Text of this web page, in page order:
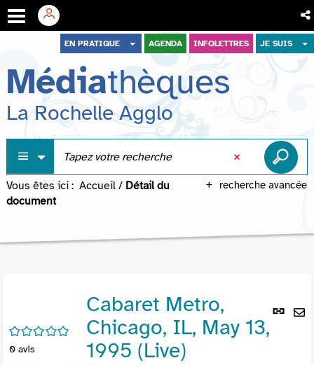
menu
contenu
recherche
EN PRATIQUE AGENDA INFOLETTRES JE SUIS
Médiathèques
La Rochelle Agglo
recherche avancée
Vous êtes ici : Accueil / Détail du
document
Lien
/5
0 avis
Cabaret Metro,
Chicago, IL, May 13,
1995 (Live)